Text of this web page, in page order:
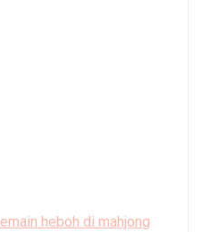
heboh di mahjong